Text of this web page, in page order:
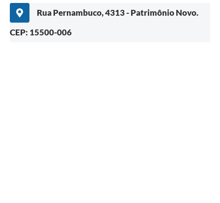
Rua Pernambuco, 4313 - Patrimônio Novo.
CEP: 15500-006